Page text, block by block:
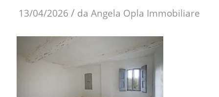
13/04/2026 / daAngela Opla Immobiliare